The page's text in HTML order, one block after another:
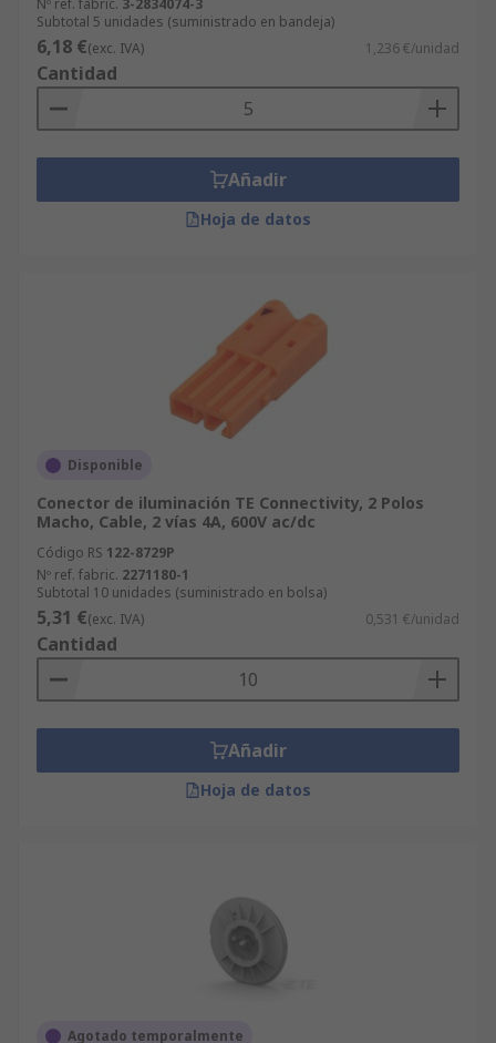
Nº ref. fabric. 3-2834074-3
Subtotal 5 unidades (suministrado en bandeja)
6,18 €(exc. IVA) 1,236 €/unidad
Cantidad
Añadir
Hoja de datos
Disponible
Conector de iluminación TE Connectivity, 2 Polos
Macho, Cable, 2 vías 4A, 600V ac/dc
Código RS 122-8729P
Nº ref. fabric. 2271180-1
Subtotal 10 unidades (suministrado en bolsa)
5,31 €(exc. IVA) 0,531 €/unidad
Cantidad
Añadir
Hoja de datos
Agotado temporalmente